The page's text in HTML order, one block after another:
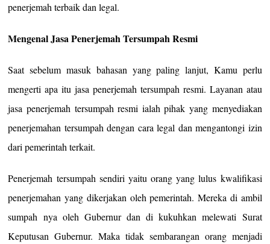
penerjemah terbaik dan legal.
Mengenal Jasa Penerjemah Tersumpah Resmi
Saat sebelum masuk bahasan yang paling lanjut, Kamu perlu
mengerti apa itu jasa penerjemah tersumpah resmi. Layanan atau
jasa penerjemah tersumpah resmi ialah pihak yang menyediakan
penerjemahan tersumpah dengan cara legal dan mengantongi izin
dari pemerintah terkait.
Penerjemah tersumpah sendiri yaitu orang yang lulus kwalifikasi
penerjemahan yang dikerjakan oleh pemerintah. Mereka di ambil
sumpah nya oleh Gubernur dan di kukuhkan melewati Surat
Keputusan Gubernur. Maka tidak sembarangan orang menjadi